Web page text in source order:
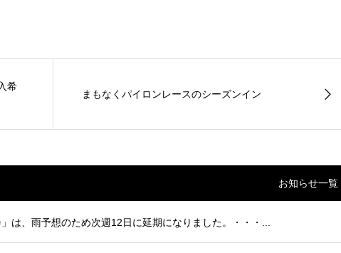
希
まもなくパイロンレースのシーズンイン
お知らせ一覧
は、雨予想のため次週12日に延期になりました。・・・...